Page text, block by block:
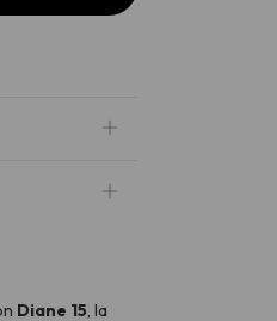
Diane 15, la